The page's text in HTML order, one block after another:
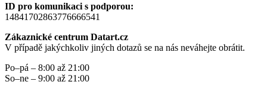
ID pro komunikaci s podporou:
14841702863776666541
Zákaznické centrum Datart.cz
V případě jakýchkoliv jiných dotazů se na nás neváhejte obrátit.
Po–pá – 8:00 až 21:00
So–ne – 9:00 až 21:00